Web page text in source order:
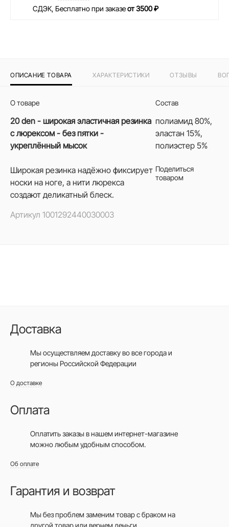
СДЭК, Бесплатно при заказеот 3500 ₽
ОПИСАНИЕ ТОВАРА ХАРАКТЕРИСТИКИ ОТЗЫВЫ
О товаре
20 den - широкая эластичная резинка
с люрексом - без пятки -
укреплённый мысок
Широкая резинка надёжно фиксирует
носки на ноге, а нити люрекса
создают деликатный блеск.
Артикул 1001292440030003
Состав
полиамид 80%,
эластан 15%,
полиэстер 5%
Поделиться
товаром
Доставка
Мы осуществляем доставку во все городаи
регионы Российской Федерации
О доставке
Оплата
Оплатить заказы в нашем интернет-магазине
можно любым удобным способом.
Об оплате
Гарантия и возврат
Мы без проблем заменим товар с браком на
другой товар или вернем деньги.